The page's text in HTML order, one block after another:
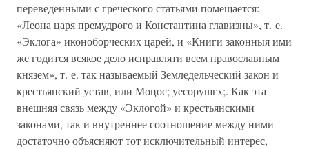
переведенными с греческого статьями помещается:
«Леона царя премудрого и Константина главизны», т. е.
«Эклога» иконоборческих царей, и «Книги законныя ими
же годится всякое дело исправляти всем православным
князем», т. е. так называемый Земледельческий закон и
крестьянский устав, или Моцос; уесорушгх;. Как эта
внешняя связь между «Эклогой» и крестьянскими
законами, так и внутреннее соотношение между ними
достаточно объясняют тот исключительный интерес,